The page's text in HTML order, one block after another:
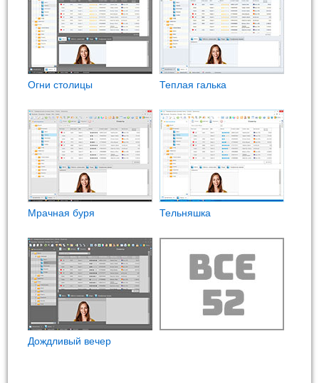
Огни столицы Теплая галька
Мрачная буря Тельняшка
Дождливый вечер